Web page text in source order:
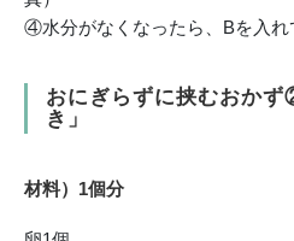
④水分がなくなったら、Bを入れ
おにぎらずに挟むおか
き」
材料）1個分